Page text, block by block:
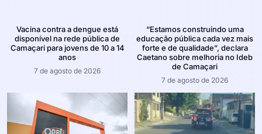
Vacina contra a dengue está
disponível na rede pública de
Camaçari para jovens de 10 a 14
anos
7 de agosto de 2026
“Estamos construindo uma
educação pública cada vez mais
forte e de qualidade”, declara
Caetano sobre melhoria no Ideb
de Camaçari
7 de agosto de 2026